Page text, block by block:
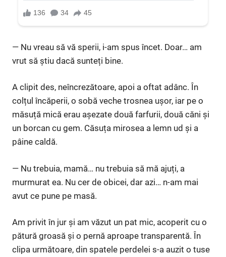
— Nu vreau să vă sperii, i-am spus încet. Doar… am
vrut să știu dacă sunteți bine.
A clipit des, neîncrezătoare, apoi a oftat adânc. În
colțul încăperii, o sobă veche trosnea ușor, iar pe o
măsuță mică erau așezate două farfurii, două căni și
un borcan cu gem. Căsuța mirosea a lemn ud și a
pâine caldă.
— Nu trebuia, mamă… nu trebuia să mă ajuți, a
murmurat ea. Nu cer de obicei, dar azi… n-am mai
avut ce pune pe masă.
Am privit în jur și am văzut un pat mic, acoperit cu o
pătură groasă și o pernă aproape transparentă. În
clipa următoare, din spatele perdelei s-a auzit o tuse